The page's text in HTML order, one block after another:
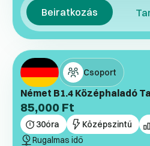
Beiratkozás
Csoport
Német B1.4 Középhaladó
85,000 Ft
30óra Középszintű
Rugalmas idő